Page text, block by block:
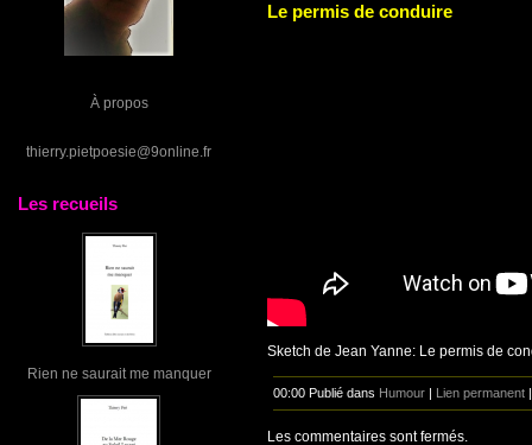
À propos
thierry.pietpoesie@9online.fr
Les recueils
Rien ne saurait me manquer
Le permis de conduire
Sketch de Jean Yanne: Le permis de
00:00 Publié dans Humour | Lien permanent
Les commentaires sont fermés.